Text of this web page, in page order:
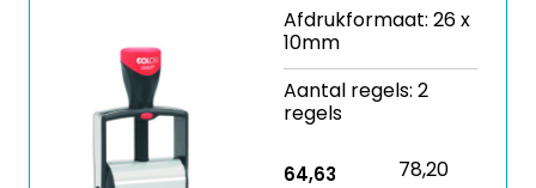
Afdrukformaat: 26 x
10mm
Aantal regels: 2
regels
64,63
78,20